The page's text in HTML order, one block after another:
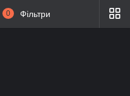
0 Фільтри